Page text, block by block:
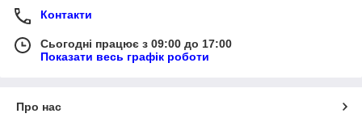
Контакти
Сьогодні працює з 09:00 до 17:00
Показати весь графік роботи
Про нас